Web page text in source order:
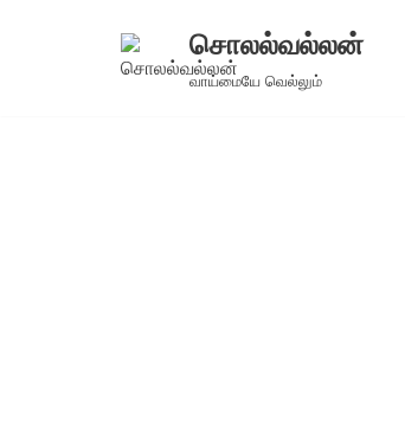
சொலல்வல்லன்
வாய்மையே வெல்லும்